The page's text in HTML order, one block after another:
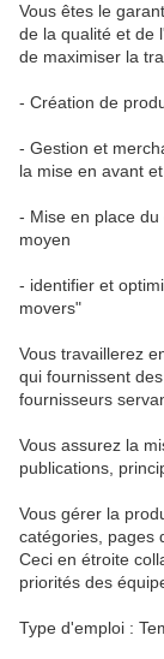
Vous êtes le
de la qualité et de
de maximiser la
- Création de
- Gestion et
la mise en avant
- Mise en place
moyen
- identifier et
movers"
Vous travaillerez
qui fournissent
fournisseurs
Vous assurez la
publications,
Vous gérer la
catégories, pages
Ceci en étroite
priorités des
Type d'emploi :